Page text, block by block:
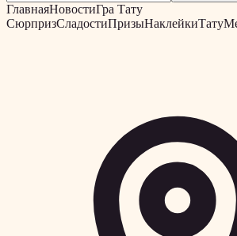
ГлавнаяНовостиГра Тату
СюрпризСладостиПризыНаклейкиТату